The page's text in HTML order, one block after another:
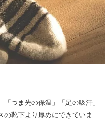
つま先の保温」「足の吸汗」
の靴下より厚めにできていま